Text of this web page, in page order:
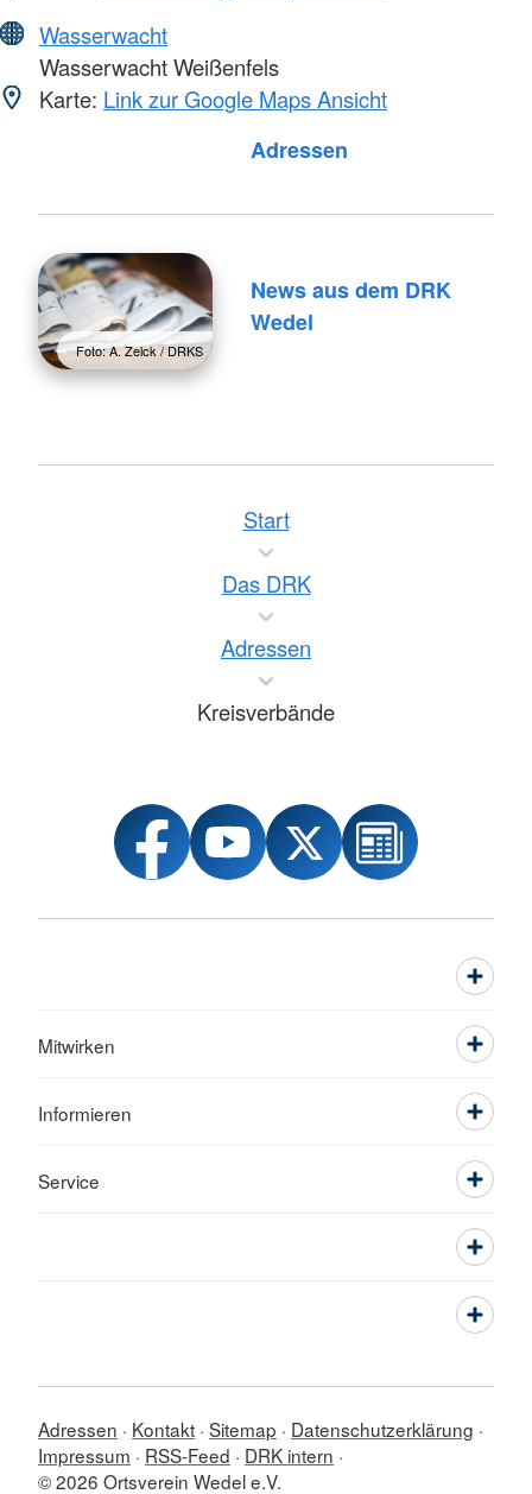
Wasserwacht
Wasserwacht Weißenfels
Karte: Link zur Google Maps Ansicht
Adressen
Foto: A. Zelck / DRKS
News aus dem DRK
Wedel
Start
Das DRK
Adressen
Kreisverbände
Mitwirken
Informieren
Service
Adressen Kontakt Sitemap
Datenschutzerklärung
Impressum
RSS-Feed
DRK intern
© 2026 Ortsverein Wedel e.V.